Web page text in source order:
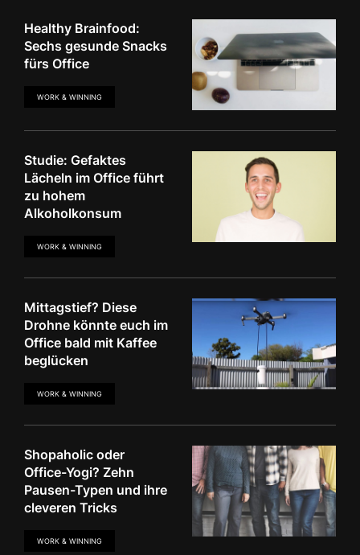
Healthy Brainfood:
Sechs gesunde Snacks
fürs Office
WORK & WINNING
Studie: Gefaktes
Lächeln im Office führt
zu hohem
Alkoholkonsum
WORK & WINNING
Mittagstief? Diese
Drohne könnte euch im
Office bald mit Kaffee
beglücken
WORK & WINNING
Shopaholic oder
Office-Yogi? Zehn
Pausen-Typen und ihre
cleveren Tricks
WORK & WINNING